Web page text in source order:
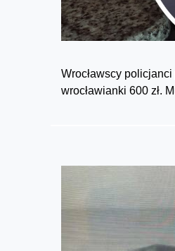
Wrocławscy
wrocławianki 600 zł.